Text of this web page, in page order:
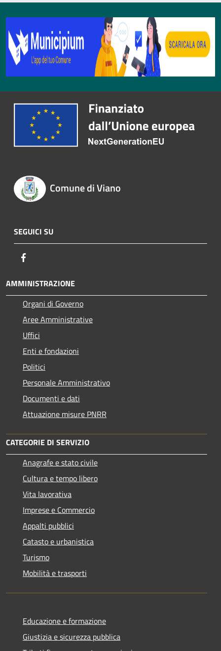
Comune di Viano
SEGUICI SU
AMMINISTRAZIONE
Organi di Governo
Aree Amministrative
Uffici
Enti e fondazioni
Politici
Personale Amministrativo
Documenti e dati
Attuazione misure PNRR
CATEGORIE DI SERVIZIO
Anagrafe e stato civile
Cultura e tempo libero
Vita lavorativa
Imprese e Commercio
Appalti pubblici
Catasto e urbanistica
Turismo
Mobilità e trasporti
Educazione e formazione
Giustizia e sicurezza pubblica